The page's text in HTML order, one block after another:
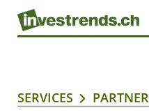
SERVICES PARTNER